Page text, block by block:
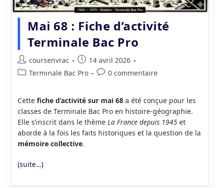
Mai 68 : Fiche d’activité
Terminale Bac Pro
Auteur/autrice
de
coursenvrac
Publication
publiée :
14 avril 2026
PostTerminale Bac Pro
Commentaires
publication :
0 commentaire
Cette fiche d’activité sur mai 68a été conçue pour les
classes de Terminale Bac Pro en histoire-géographie.
Elle s’inscrit dans le thème La France depuis 1945et
aborde à la fois les faits historiques et la question de la
mémoire collective.
(suite…)